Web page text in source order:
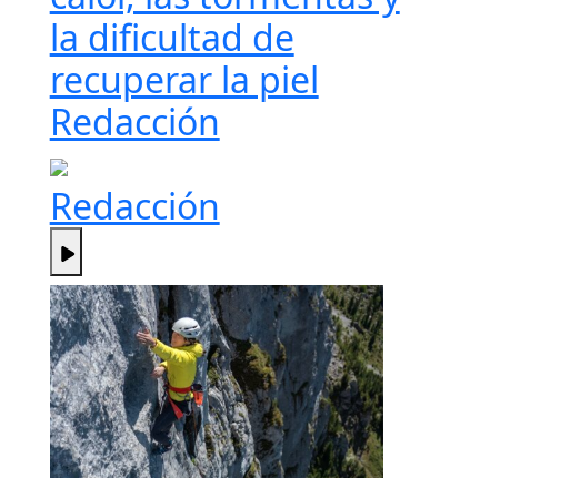
la dificultad de
recuperar la piel
Redacción
Redacción